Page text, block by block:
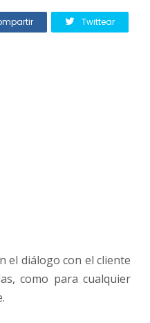
Twittear
el diálogo con el cliente
como para cualquier